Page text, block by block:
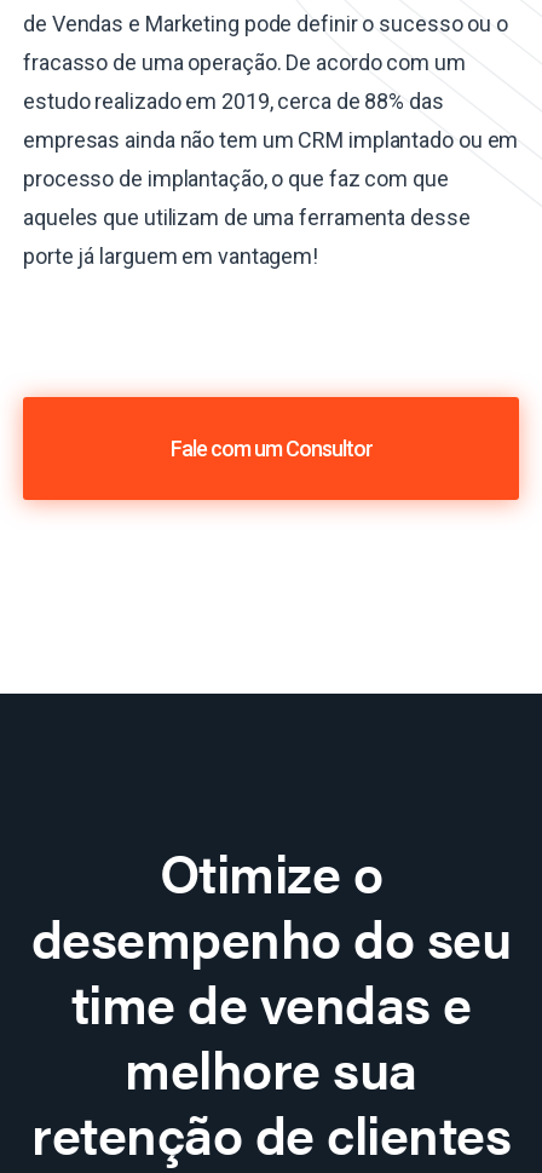
de Vendas e Marketing pode definir o sucesso ou o
fracasso de uma operação. De acordo com um
estudo realizado em 2019, cerca de 88% das
empresas ainda não tem um CRM implantado ou em
processo de implantação, o que faz com que
aqueles que utilizam de uma ferramenta desse
porte já larguem em vantagem!
Fale com um Consultor
Otimize o
desempenho do seu
time de vendas e
melhore sua
retenção de clientes